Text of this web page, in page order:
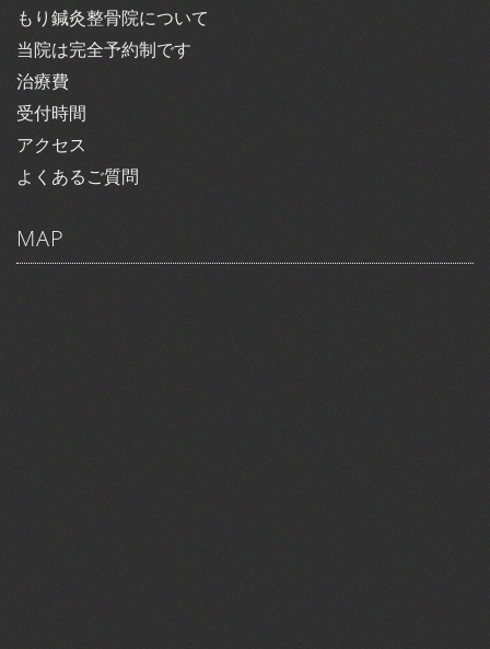
もり鍼灸整骨院について
当院は完全予約制です
治療費
受付時間
アクセス
よくあるご質問
MAP